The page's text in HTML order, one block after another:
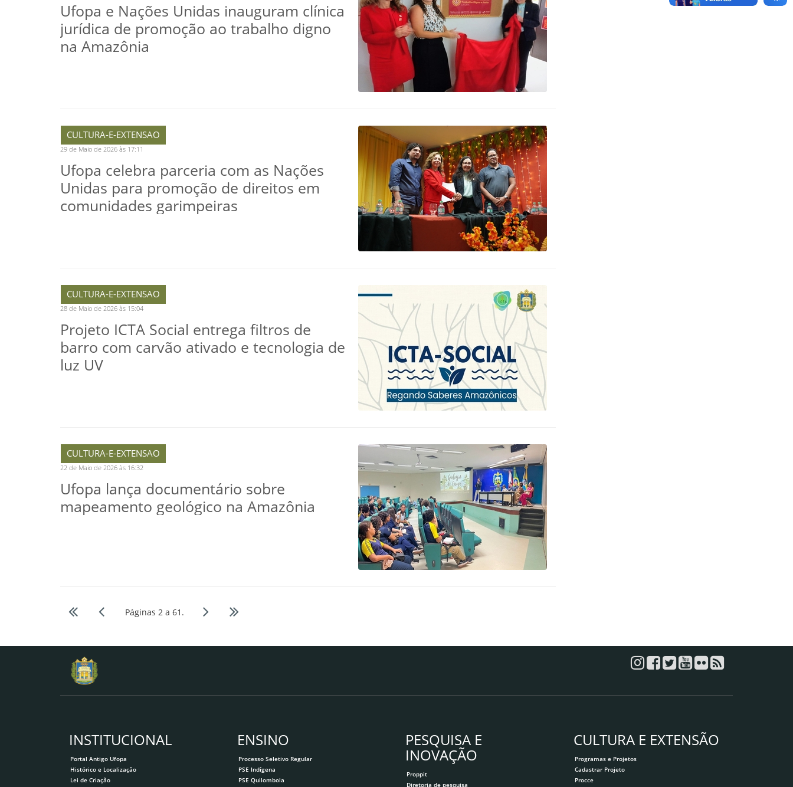
Ufopa e Nações Unidas inauguram clínica
jurídica de promoção ao trabalho digno
na Amazônia
CULTURA-E-EXTENSAO
29 de Maio de 2026 às 17:11
Ufopa celebra parceria com as Nações
Unidas para promoção de direitos em
comunidades garimpeiras
CULTURA-E-EXTENSAO
28 de Maio de 2026 às 15:04
Projeto ICTA Social entrega filtros de
barro com carvão ativado e tecnologia de
luz UV
CULTURA-E-EXTENSAO
22 de Maio de 2026 às 16:32
Ufopa lança documentário sobre
mapeamento geológico na Amazônia
Páginas 2 a 61.
INSTITUCIONAL
Portal Antigo Ufopa
Histórico e Localização
Lei de Criação
ENSINO
Processo Seletivo Regular
PSE Indígena
PSE Quilombola
PESQUISA E
INOVAÇÃO
Proppit
Diretoria de pesquisa
CULTURA E EXTENSÃO
Programas e Projetos
Cadastrar Projeto
Procce